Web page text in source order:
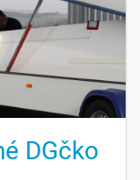
DGčko